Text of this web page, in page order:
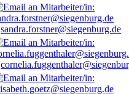
sandra.forstner@siegenburg.de